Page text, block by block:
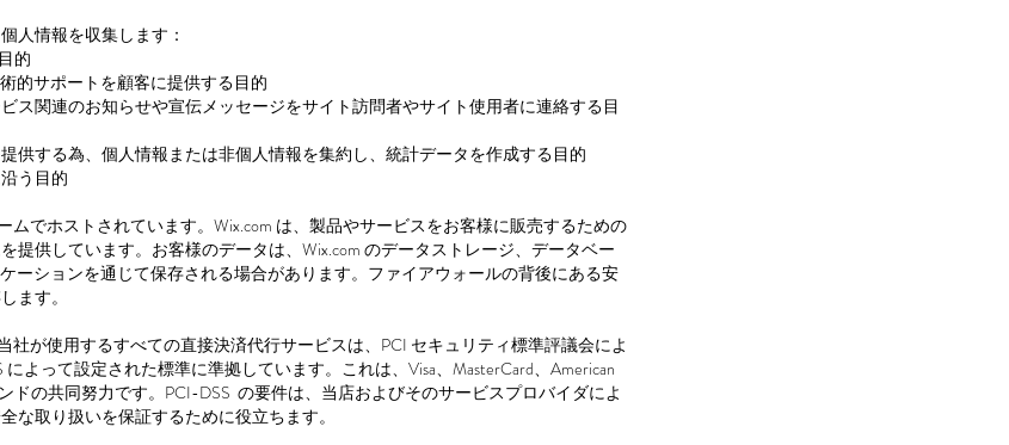
人情報を収集します：
的
的サポートを顧客に提供する目的
ス関連のお知らせや宣伝メッセージをサイト訪問者やサイト使用者に連絡する目
供する為、個人情報または非個人情報を集約し、統計データを作成する目的
う目的
ムでホストされています。Wix.com は、製品やサービスをお客様に販売するための
提供しています。お客様のデータは、Wix.com のデータストレージ、データベー
ーションを通じて保存される場合があります。ファイアウォールの背後にある安
ます。
社が使用するすべての直接決済代行サービスは、PCI セキュリティ標準評議会によ
よって設定された標準に準拠しています。これは、Visa、MasterCard、American
ンドの共同努力です。PCI-DSS の要件は、当店およびそのサービスプロバイダによ
な取り扱いを保証するために役立ちます。